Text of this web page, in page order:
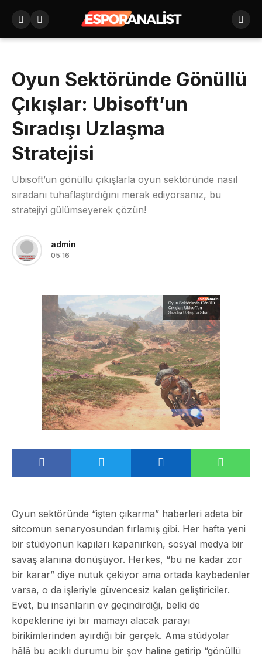
Oyun Sektöründe Gönüllü
Çıkışlar: Ubisoft’un
Sıradışı Uzlaşma
Stratejisi
Ubisoft’un gönüllü çıkışlarla oyun sektöründe nasıl
sıradanı tuhaflaştırdığını merak ediyorsanız, bu
stratejiyi gülümseyerek çözün!
admin
05:16
Oyun sektöründe “işten çıkarma” haberleri adeta bir
sitcomun senaryosundan fırlamış gibi. Her hafta yeni
bir stüdyonun kapıları kapanırken, sosyal medya bir
savaş alanına dönüşüyor. Herkes, “bu ne kadar zor
bir karar” diye nutuk çekiyor ama ortada kaybedenler
varsa, o da işleriyle güvencesiz kalan geliştiriciler.
Evet, bu insanların ev geçindirdiği, belki de
köpeklerine iyi bir mamayı alacak parayı
birikimlerinden ayırdığı bir gerçek. Ama stüdyolar
hâlâ bu acıklı durumu bir şov haline getirip “gönüllü